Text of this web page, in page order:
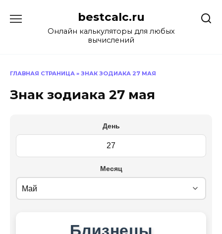
содержанию
bestcalc.ru
Онлайн калькуляторы для любых
вычислений
ГЛАВНАЯ СТРАНИЦА » ЗНАК ЗОДИАКА 27 МАЯ
Знак зодиака 27 мая
День
Месяц
Близнецы